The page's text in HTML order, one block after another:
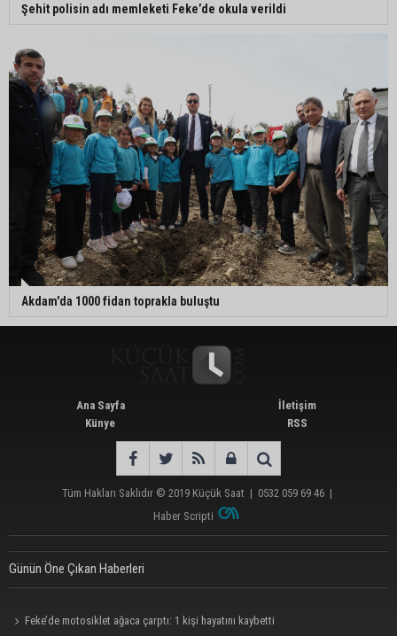
Şehit polisin adı memleketi Feke’de okula verildi
Akdam'da 1000 fidan toprakla buluştu
Ana Sayfa
Künye
İletişim
RSS
Tüm Hakları Saklıdır © 2019 Küçük Saat | 0532 059 69 46 |
Haber Scripti
Günün Öne Çıkan Haberleri
Feke’de motosiklet ağaca çarptı: 1 kişi hayatını kaybetti